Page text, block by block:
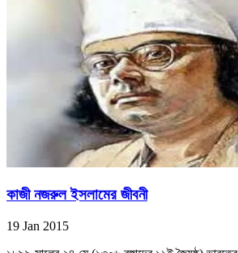
কাজী নজরুল ইসলামের জীবনী
19 Jan 2015